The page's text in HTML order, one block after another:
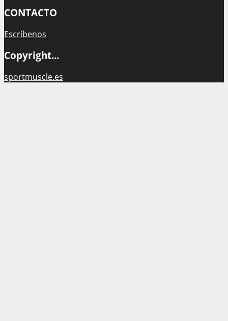
CONTACTO
Escríbenos
Copyright...
sportmuscle.es